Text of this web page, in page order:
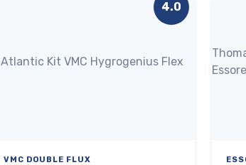
Atlantic Kit VMC Hygrogenius Flex
4.0
VMC DOUBLE FLUX